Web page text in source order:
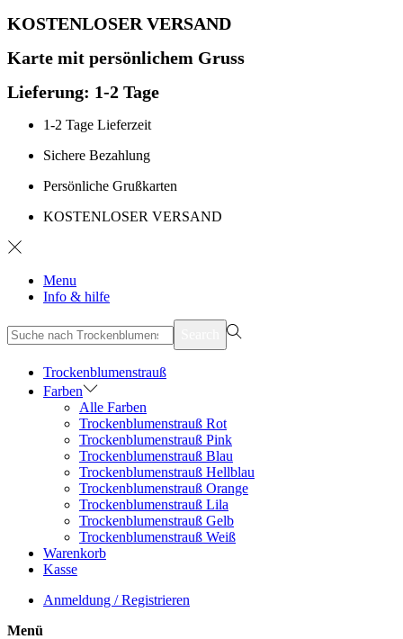
KOSTENLOSER VERSAND
Karte mit persönlichem Gruss
Lieferung: 1-2 Tage
1-2 Tage Lieferzeit
Sichere Bezahlung
Persönliche Grußkarten
KOSTENLOSER VERSAND
Menu
Info & hilfe
suchen
nach>
Trockenblumenstrauß
Farben
Alle Farben
Trockenblumenstrauß Rot
Trockenblumenstrauß Pink
Trockenblumenstrauß Blau
Trockenblumenstrauß Hellblau
Trockenblumenstrauß Orange
Trockenblumenstrauß Lila
Trockenblumenstrauß Gelb
Trockenblumenstrauß Weiß
Warenkorb
Kasse
Anmeldung / Registrieren
Menü